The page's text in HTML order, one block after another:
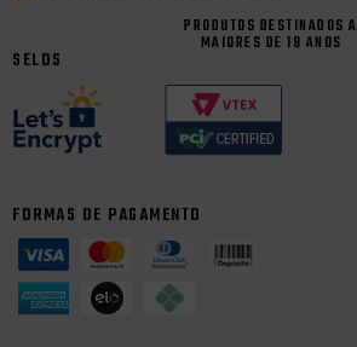
PRODUTOS DESTINADOS A
MAIORES DE 18 ANOS
SELOS
FORMAS DE PAGAMENTO